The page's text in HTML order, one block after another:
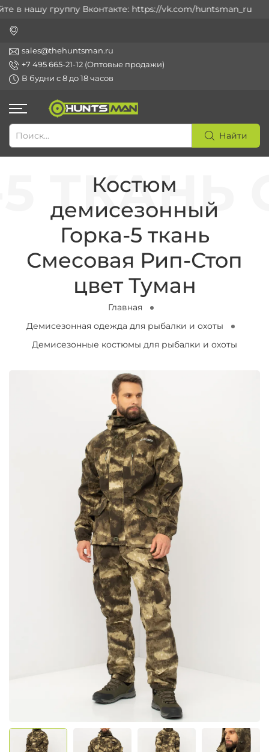
в нашу группу Вконтакте: https://vk.com/huntsman_ru
sales@thehuntsman.ru
+7 495 665-21-12 (Оптовые продажи)
В будни с 8 до 18 часов
Найти
Костюм
демисезонный
Горка-5 ткань
Смесовая Рип-Стоп
цвет Туман
Главная
Демисезонная одежда для рыбалки и охоты
Демисезонные костюмы для рыбалки и охоты